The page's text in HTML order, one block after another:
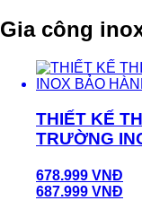
Gia công
THIẾT KẾ
TRƯỜNG
678.999 VNĐ
687.999 VNĐ